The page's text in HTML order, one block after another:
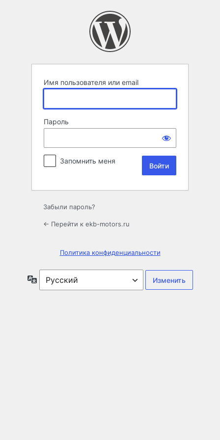
Имя пользователя или email
Пароль
Запомнить меня
Забыли пароль?
← Перейти к ekb-motors.ru
Политика конфиденциальности
Язык